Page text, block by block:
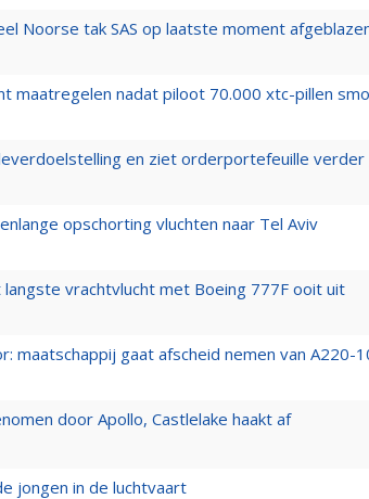
Noorse tak SAS op laatste moment
maatregelen nadat piloot 70.000 xtc-pillen
en ziet orderportefeuille verder
opschorting vluchten naar Tel Aviv
langste vrachtvlucht met Boeing 777F ooit uit
maatschappij gaat afscheid nemen van A220-
door Apollo, Castlelake haakt af
jongen in de luchtvaart